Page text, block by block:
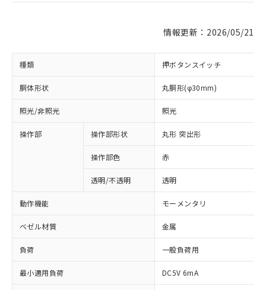
情報更新：2026/05/21
種類 押ボタンスイッチ
胴体形状 丸胴形(φ30mm)
照光/非照光 照光
操作部 操作部形状 丸形 突出形
操作部色 赤
透明/不透明 透明
動作機能 モーメンタリ
ベゼル材質 金属
負荷 一般負荷用
最小適用負荷 DC5V 6mA